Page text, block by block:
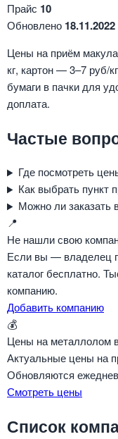
Прайс 10
Обновлено 18.11.2022
Цены на приём
кг, картон — 3–7 руб/
бумаги в пачки для
доплата.
Частые
Где посмотреть
Как выбрать пункт
Можно ли заказать
📍
Не нашли свою
Если вы — владелец
каталог бесплатно.
компанию.
Добавить компанию
💰
Цены на металлолом
Актуальные цены на
Обновляются
Смотреть цены
Список